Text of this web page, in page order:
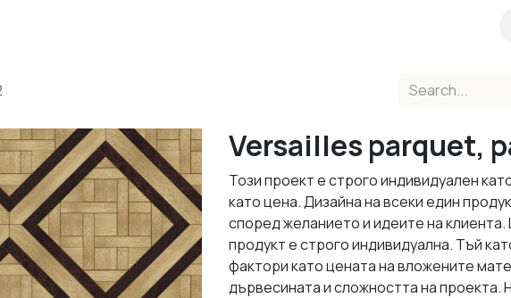
Versailles parquet,
Този проект е строго индивидуален
като цена. Дизайна на всеки един
според желанието и идеите на
продукт е строго индивидуална. Тъй
фактори като цената на вложените
дървесината и сложността на проекта.